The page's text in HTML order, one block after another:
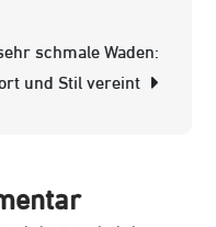
Begleiter
für
schmale Waden:
und Stil vereint